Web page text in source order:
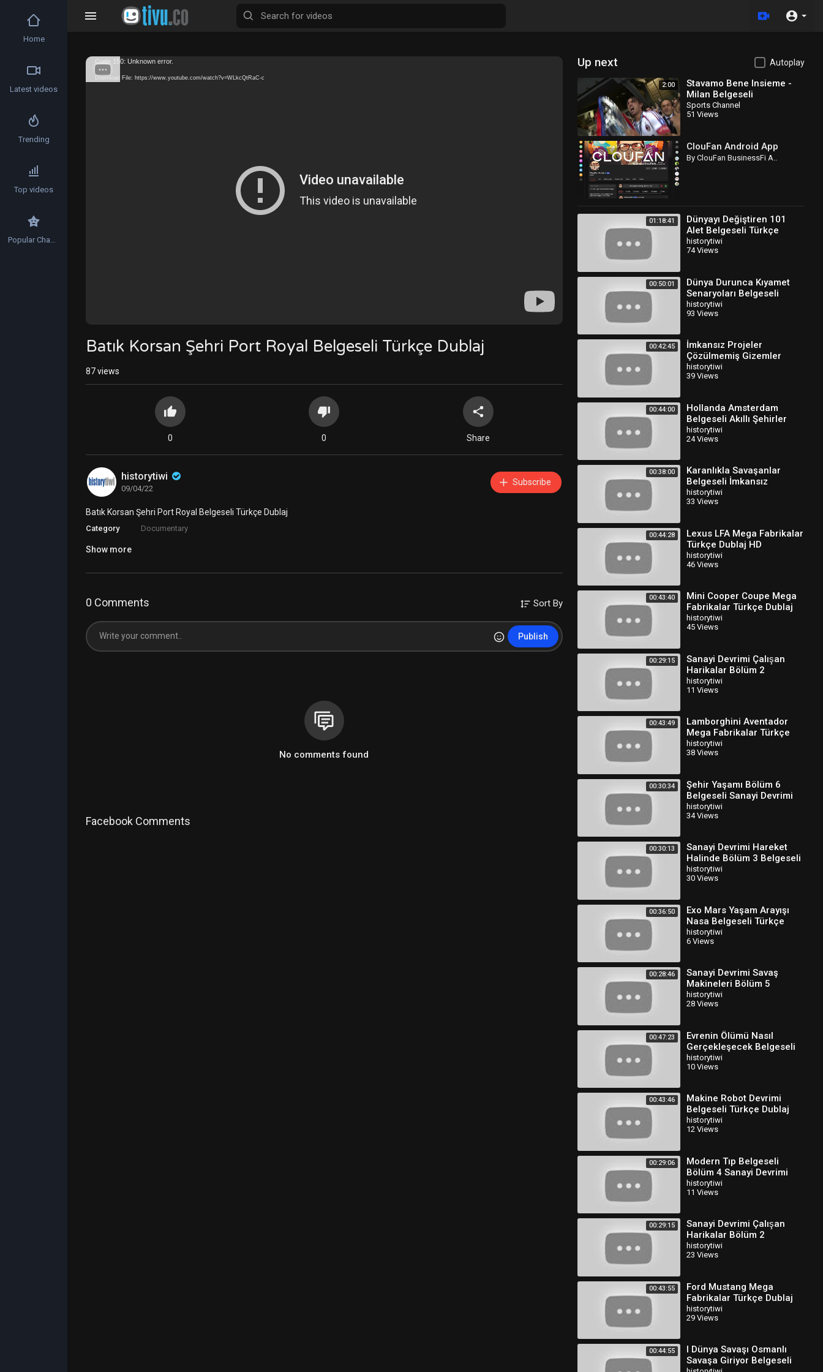
Video
Player
Code 150: Unknown error.
Download File: https://www.youtube.com/watch?v=WLkcQtRaC-c
Batık Korsan Şehri Port Royal Belgeseli Türkçe Dublaj
87views
0 0 Share
historytiwi
09/04/22
Subscribe
Batık Korsan Şehri Port Royal Belgeseli Türkçe Dublaj
Category Documentary
Show more
0 Comments Sort By
Publish
No comments found
Facebook Comments
Up next Autoplay
2:00
Stavamo Bene Insieme -
Milan Belgeseli
Sports Channel
51 Views
ClouFan Android App
By ClouFan BusinessFi A..
01:18:41
Dünyayı Değiştiren 101
Alet Belgeseli Türkçe
Dublaj
historytiwi
74 Views
00:50:01
Dünya Durunca Kıyamet
Senaryoları Belgeseli
Türkçe Dublaj
historytiwi
93 Views
00:42:45
İmkansız Projeler
Çözülmemiş Gizemler
Belgeseli Türkçe Dublaj
historytiwi
39 Views
00:44:00
Hollanda Amsterdam
Belgeseli Akıllı Şehirler
Türkçe Dublaj
historytiwi
24 Views
00:38:00
Karanlıkla Savaşanlar
Belgeseli İmkansız
Projeler Türkçe Dublaj
historytiwi
33 Views
00:44:28
Lexus LFA Mega Fabrikalar
Türkçe Dublaj HD
historytiwi
46 Views
00:43:40
Mini Cooper Coupe Mega
Fabrikalar Türkçe Dublaj
HD
historytiwi
45 Views
00:29:15
Sanayi Devrimi Çalışan
Harikalar Bölüm 2
Belgeseli Türkçe Dublaj
historytiwi
11 Views
00:43:49
Lamborghini Aventador
Mega Fabrikalar Türkçe
Dublaj HD
historytiwi
38 Views
00:30:34
Şehir Yaşamı Bölüm 6
Belgeseli Sanayi Devrimi
Türkçe Dublaj
historytiwi
34 Views
00:30:13
Sanayi Devrimi Hareket
Halinde Bölüm 3 Belgeseli
Türkçe Dublaj
historytiwi
30 Views
00:36:50
Exo Mars Yaşam Arayışı
Nasa Belgeseli Türkçe
Dublaj
historytiwi
6 Views
00:28:46
Sanayi Devrimi Savaş
Makineleri Bölüm 5
Belgeseli Türkçe Dublaj 2
historytiwi
28 Views
00:47:23
Evrenin Ölümü Nasıl
Gerçekleşecek Belgeseli
Türkçe Dublaj
historytiwi
10 Views
00:43:46
Makine Robot Devrimi
Belgeseli Türkçe Dublaj
historytiwi
12 Views
00:29:06
Modern Tıp Belgeseli
Bölüm 4 Sanayi Devrimi
Türkçe Dublaj
historytiwi
11 Views
00:29:15
Sanayi Devrimi Çalışan
Harikalar Bölüm 2
Belgeseli Türkçe Dublaj
historytiwi
23 Views
00:43:55
Ford Mustang Mega
Fabrikalar Türkçe Dublaj
HD
historytiwi
29 Views
00:44:55
I Dünya Savaşı Osmanlı
Savaşa Giriyor Belgeseli
Home
Latest videos
Trending
Top videos
Popular Channels